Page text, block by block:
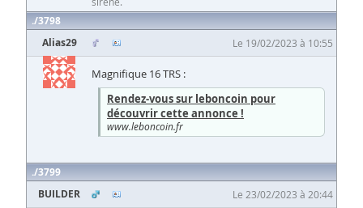
3798
Alias29
Le 19/02/2023 à 10:55
Magnifique 16 TRS :
Rendez-vous sur leboncoin pour
découvrir cette annonce !
www.leboncoin.fr
3799
BUILDER
Le 23/02/2023 à 20:44